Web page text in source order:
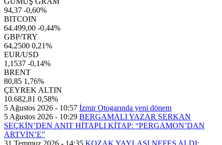
94,37 -0,60%
BITCOIN
64.499,00 -0,44%
GBP/TRY
64,2500 0,21%
EUR/USD
1,1537 -0,14%
BRENT
80,85 1,76%
ÇEYREK ALTIN
10.682,81 0,58%
5 Ağustos 2026 - 10:57 İzmir Otogarında yeni dönem
5 Ağustos 2026 - 10:29 BERGAMALI YAZAR SERKAN
SEÇKİN’DEN ANIT HİTAPLI KİTAP: “PERGAMON’DAN
ARTVİN’E”
31 Temmuz 2026 - 14:35 KOZAK YAYLASI NEFES ALDI: